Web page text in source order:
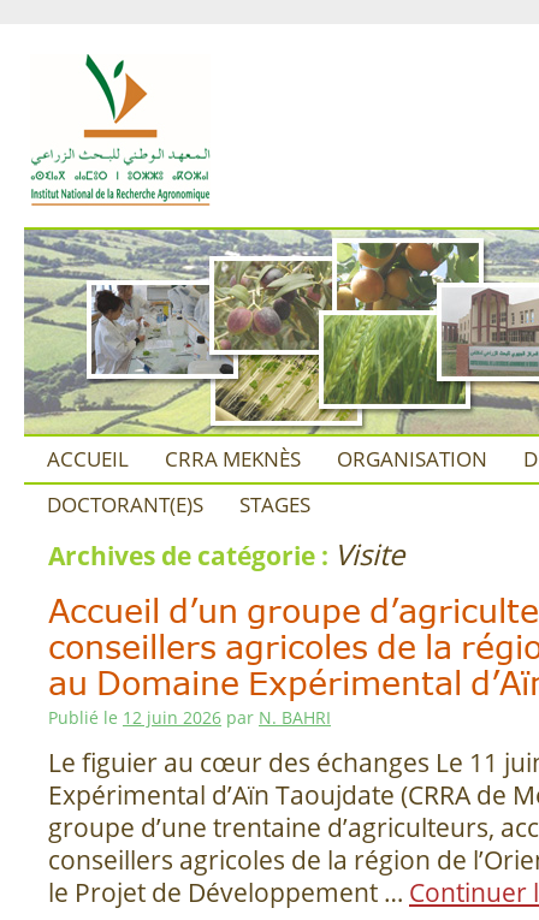
ACCUEIL CRRA MEKNÈS ORGANISATION
DOCTORANT(E)S
STAGES
Archives de catégorie : Visite
Accueil d’un groupe
conseillers agricoles de la
au Domaine Expérimental
Publié le 12 juin 2026 par N. BAHRI
Le figuier au cœur des échanges Le 11
Expérimental d’Aïn Taoujdate (CRRA de
groupe d’une trentaine d’agriculteurs,
conseillers agricoles de la région de
le Projet de Développement … Continuer